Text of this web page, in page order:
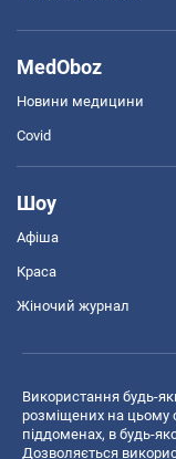
MedOboz
Новини медицини
Covid
Шоу
Афіша
Краса
Жіночий журнал
Використання будь-
розміщених на цьому
піддоменах, в будь-
Дозволяється